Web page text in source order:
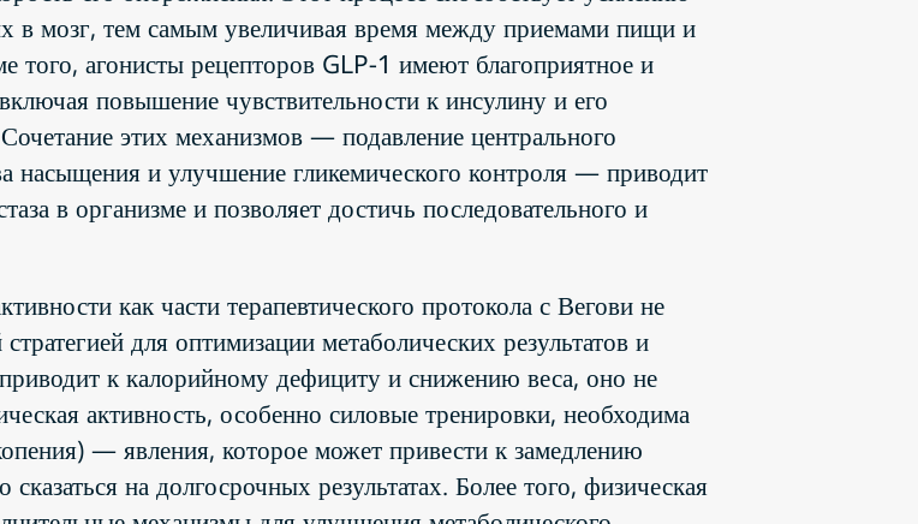
в мозг, тем самым увеличивая время между приемами пищи и
того, агонисты рецепторов GLP-1 имеют благоприятное и
повышение чувствительности к инсулину и его
этих механизмов — подавление центрального
насыщения и улучшение гликемического контроля — приводит
в организме и позволяет достичь последовательного и
как части терапевтического протокола с Вегови не
для оптимизации метаболических результатов и
к калорийному дефициту и снижению веса, оно не
активность, особенно силовые тренировки, необходима
— явления, которое может привести к замедлению
на долгосрочных результатах. Более того, физическая